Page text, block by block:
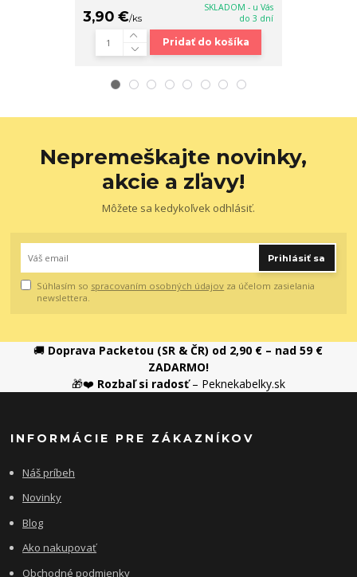
3,90 €/ks
SKLADOM - u Vás
do 3 dní
Pridať do košíka
Nepremeškajte novinky,
akcie a zľavy!
Môžete sa kedykoľvek odhlásiť.
Prihlásiť sa
Súhlasím so spracovaním osobných údajov za účelom zasielania
newslettera.
🚚 Doprava Packetou (SR & ČR) od 2,90 € – nad 59 €
ZADARMO!
🎁❤️ Rozbaľ si radosť– Peknekabelky.sk
INFORMÁCIE PRE ZÁKAZNÍKOV
Náš príbeh
Novinky
Blog
Ako nakupovať
Obchodné podmienky